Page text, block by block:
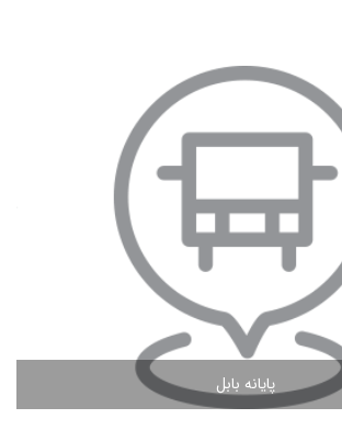
پایانه بابل
مشاهده ادامه مطلب